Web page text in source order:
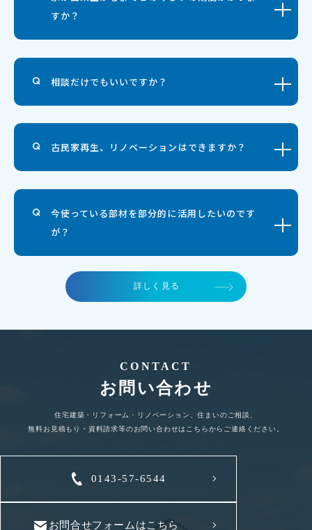
すか？
相談だけでもいいですか？
古民家再生、リノベーションはできますか？
今使っている部材を部分的に活用したいのです
が？
詳しく見る
CONTACT
お問い合わせ
住宅建築・リフォーム・リノベーション、住まいのご相談、
無料お見積もり・資料請求等のお問い合わせはこちらからご連絡ください。
0143-57-6544
お問合せフォームはこちら